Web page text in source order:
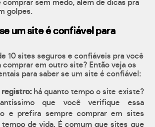
comprar sem medo, além de dicas pra
golpes.
um site é confiável para
10 sites seguros e confiáveis pra você
comprar em outro site? Então veja os
para saber se um site é confiável:
registro:há quanto tempo o site existe?
que você verifique essa
e prefira sempre comprar em sites
de vida. É comum que sites que